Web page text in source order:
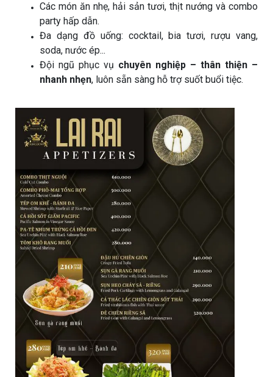
Các món ăn nhẹ, hải sản tươi, thịt nướng và combo
party hấp dẫn.
Đa dạng đồ uống: cocktail, bia tươi, rượu vang,
soda, nước ép...
Đội ngũ phục vụ chuyên nghiệp – thân thiện –
nhanh nhẹn, luôn sẵn sàng hỗ trợ suốt buổi tiệc.